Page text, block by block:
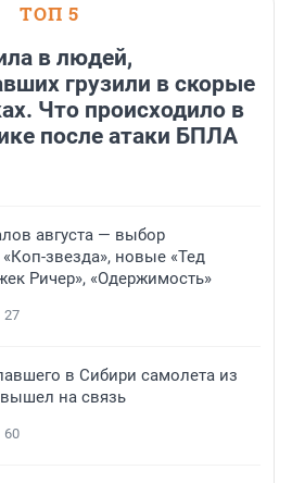
ТОП 5
в людей,
грузили в скорые
Что происходило в
после атаки БПЛА
августа — выбор
звезда», новые «Тед
Ричер», «Одержимость»
27
в Сибири самолета из
на связь
60